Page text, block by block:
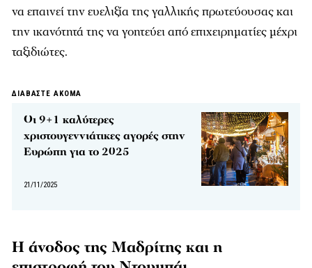
να επαινεί την ευελιξία της γαλλικής πρωτεύουσας και
την ικανότητά της να γοητεύει από επιχειρηματίες μέχρι
ταξιδιώτες.​
ΔΙΑΒΑΣΤΕ ΑΚΟΜΑ
Οι 9+1 καλύτερες
χριστουγεννιάτικες αγορές στην
Ευρώπη για το 2025
21/11/2025
Η άνοδος της Μαδρίτης και η